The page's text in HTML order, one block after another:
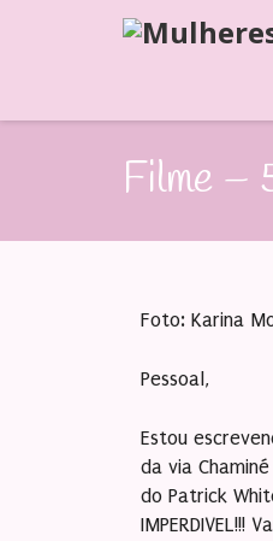
Filme –
Foto: Karina
Pessoal,
Estou
da via
do Patrick
IMPERDIVEL!!!